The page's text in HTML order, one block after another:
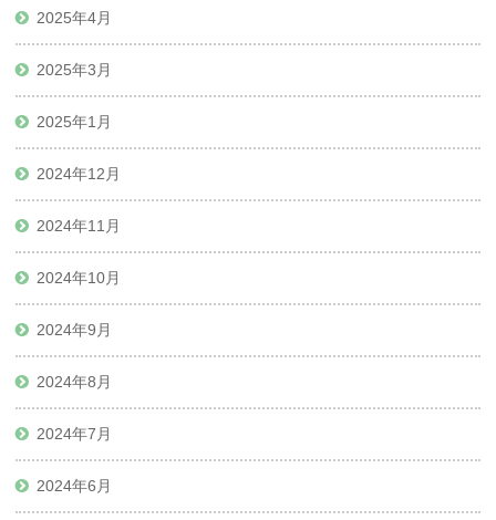
2025年4月
2025年3月
2025年1月
2024年12月
2024年11月
2024年10月
2024年9月
2024年8月
2024年7月
2024年6月